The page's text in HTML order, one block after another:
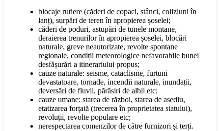
blocaje rutiere (căderi de copaci, stânci, coliziuni în
lanț), surpări de teren în apropierea șoselei;
căderi de poduri, astupări de tunele montane,
deraierea trenurilor în apropierea șoselei, blocări
naturale, greve neautorizate, revolte spontane
regionale, condiții meteorologice nefavorabile bunei
desfășurări a itinerariului propus;
cauze naturale: seisme, cataclisme, furtuni
devastatoare, tornade, incendii naturale, inundații,
deversări de fluvii, părăsiri de albii etc;
cauze umane: starea de război, starea de asediu,
etatizarea forțată (trecerea în proprietatea statului),
revoluții, revolte populare etc;
nerespectarea comenzilor de către furnizori și terți.